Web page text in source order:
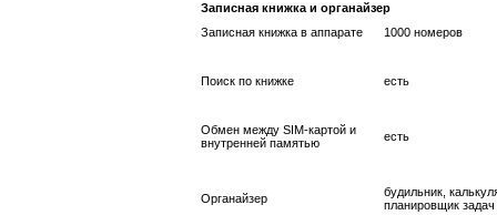
Записная книжка и органайзер
Записная книжка в аппарате
1000 номеров
Поиск по книжке есть
Обмен между SIM-картой и
внутренней памятью
есть
Органайзер
будильник,
планировщик задач